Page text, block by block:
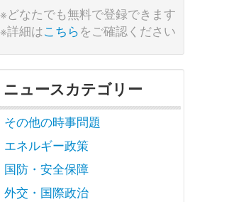
※どなたでも無料で登録できます
※詳細はこちらをご確認ください
ニュースカテゴリー
その他の時事問題
エネルギー政策
国防・安全保障
外交・国際政治